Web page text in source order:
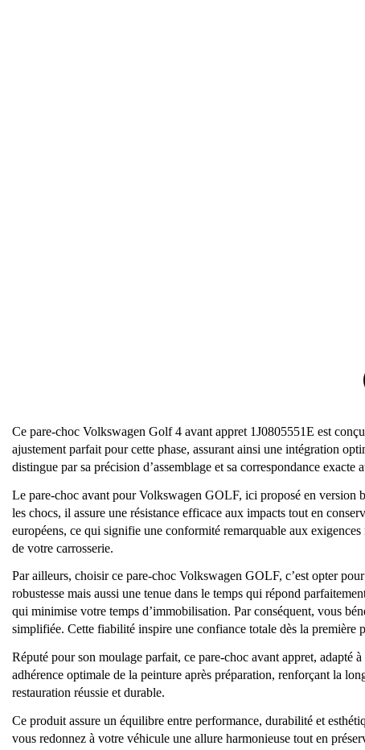
Ce pare-choc Volkswagen Golf 4 avant appret 1J0805551E est
ajustement parfait pour cette phase, assurant ainsi une intégration
distingue par sa précision d’assemblage et sa correspondance exacte
Le pare-choc avant pour Volkswagen GOLF, ici proposé en version
les chocs, il assure une résistance efficace aux impacts tout en
européens, ce qui signifie une conformité remarquable aux
de votre carrosserie.
Par ailleurs, choisir ce pare-choc Volkswagen GOLF, c’est opter
robustesse mais aussi une tenue dans le temps qui répond
qui minimise votre temps d’immobilisation. Par conséquent, vous
simplifiée. Cette fiabilité inspire une confiance totale dès la première
Réputé pour son moulage parfait, ce pare-choc avant appret,
adhérence optimale de la peinture après préparation, renforçant la
restauration réussie et durable.
Ce produit assure un équilibre entre performance, durabilité et
vous redonnez à votre véhicule une allure harmonieuse tout en